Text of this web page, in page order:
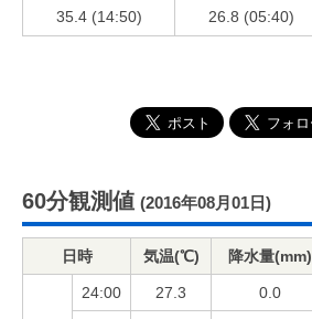
35.4 (14:50) 26.8 (05:40)
60分観測値 (2016年08月01日)
日時 気温(℃) 降水量(mm)
24:00 27.3 0.0